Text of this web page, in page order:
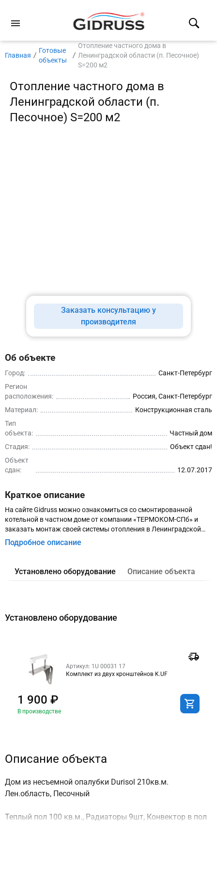
Главная
Готовые
объекты
Отопление частного дома в
Ленинградской области (п. Песочное)
S=200 м2
Отопление частного дома в
Ленинградской области (п.
Песочное) S=200 м2
Заказать консультацию у
производителя
Об объекте
Город:
Санкт-Петербург
Регион
расположения:
Россия, Санкт-Петербург
Материал:
Конструкционная сталь
Тип
объекта:
Частный дом
Стадия:
Объект сдан!
Объект
сдан:
12.07.2017
Краткое описание
На сайте Gidruss можно ознакомиться со смонтированной
котельной в частном доме от компании «ТЕРМОКОМ-СПб» и
заказать монтаж своей системы отопления в Ленинградской
области.
Подробное описание
Установлено оборудование Описание объекта
Установлено оборудование
Артикул: 1U 00031 17
Комплект из двух кронштейнов K.UF
1 900 ₽
В производстве
Описание объекта
Дом из несъемной опалубки Durisol 210кв.м.
Лен.область, Песочный
Теплый пол 100 кв.м., Радиаторы 9шт, Конвектор в пол